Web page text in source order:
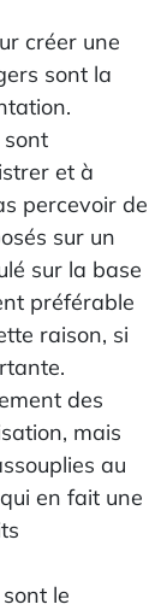
créer une
sont la
sont
et à
percevoir de
sur un
sur la base
préférable
raison, si
des
mais
au
en fait une
le